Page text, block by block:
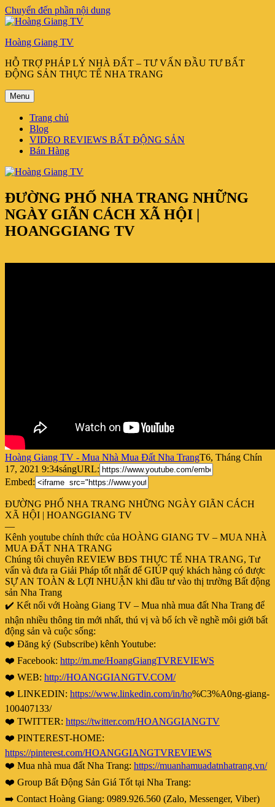
Chuyển đến phần nội dung
Hoàng Giang TV
HỖ TRỢ PHÁP LÝ NHÀ ĐẤT – TƯ VẤN ĐẦU TƯ BẤT
ĐỘNG SẢN THỰC TẾ NHA TRANG
Menu
Trang chủ
Blog
VIDEO REVIEWS BẤT ĐỘNG SẢN
Bán Hàng
ĐƯỜNG PHỐ NHA TRANG NHỮNG
NGÀY GIÃN CÁCH XÃ HỘI |
HOANGGIANG TV
Hoàng Giang TV - Mua Nhà Mua Đất Nha TrangT6, Tháng Chín
17, 2021 9:34sángURL:
Embed:
ĐƯỜNG PHỐ NHA TRANG NHỮNG NGÀY GIÃN CÁCH
XÃ HỘI | HOANGGIANG TV
—
Kênh youtube chính thức của HOÀNG GIANG TV – MUA NHÀ
MUA ĐẤT NHA TRANG
Chúng tôi chuyên REVIEW BĐS THỰC TẾ NHA TRANG, Tư
vấn và đưa ra Giải Pháp tốt nhất để GIÚP quý khách hàng có được
SỰ AN TOÀN & LỢI NHUẬN khi đầu tư vào thị trường Bất động
sản Nha Trang
✔️ Kết nối với Hoàng Giang TV – Mua nhà mua đất Nha Trang để
nhận nhiều thông tin mới nhất, thú vị và bổ ích về nghề môi giới bất
động sản và cuộc sống:
❤️ Đăng ký (Subscribe) kênh Youtube:
❤️ Facebook: http://m.me/HoangGiangTVREVIEWS
❤️ WEB: http://HOANGGIANGTV.COM/
❤️ LINKEDIN: https://www.linkedin.com/in/ho%C3%A0ng-giang-
100407133/
❤️ TWITTER: https://twitter.com/HOANGGIANGTV
❤️ PINTEREST-HOME:
https://pinterest.com/HOANGGIANGTVREVIEWS
❤️ Mua nhà mua đất Nha Trang: https://muanhamuadatnhatrang.vn/
❤️ Group Bất Động Sản Giá Tốt tại Nha Trang:
➡️ Contact Hoàng Giang: 0989.926.560 (Zalo, Messenger, Viber)